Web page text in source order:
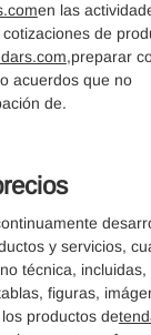
en las
de
,preparar
acuerdos que no
de.
y servicios,
técnica,
figuras,
productos de